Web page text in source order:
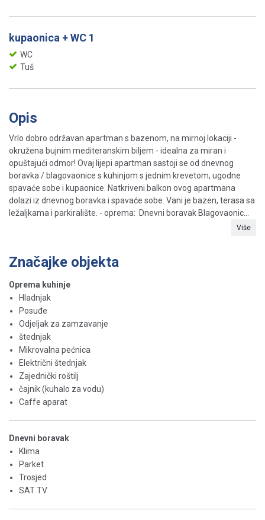
kupaonica + WC 1
WC
Tuš
Opis
Vrlo dobro održavan apartman s bazenom, na mirnoj lokaciji -
okružena bujnim mediteranskim biljem - idealna za miran i
opuštajući odmor! Ovaj lijepi apartman sastoji se od dnevnog
boravka / blagovaonice s kuhinjom s jednim krevetom, ugodne
spavaće sobe i kupaonice. Natkriveni balkon ovog apartmana
dolazi iz dnevnog boravka i spavaće sobe. Vani je bazen, terasa sa
ležaljkama i parkiralište. - oprema: Dnevni boravak Blagovaonic...
Više
Značajke objekta
Oprema kuhinje
Hladnjak
Posuđe
Odjeljak za zamzavanje
štednjak
Mikrovalna pećnica
Električni štednjak
Zajednički roštilj
čajnik (kuhalo za vodu)
Caffe aparat
Dnevni boravak
Klima
Parket
Trosjed
SAT TV